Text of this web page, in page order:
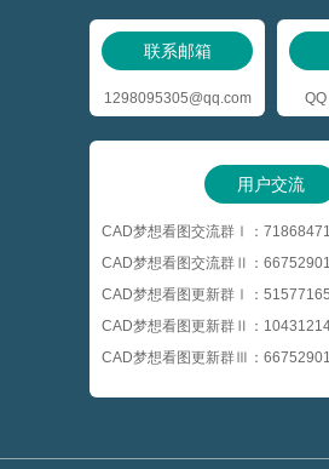
联系邮箱
1298095305@qq.com
用户交流
CAD梦想看图交流群Ⅰ：
CAD梦想看图交流群Ⅱ：
CAD梦想看图更新群Ⅰ：
CAD梦想看图更新群Ⅱ：
CAD梦想看图更新群Ⅲ：